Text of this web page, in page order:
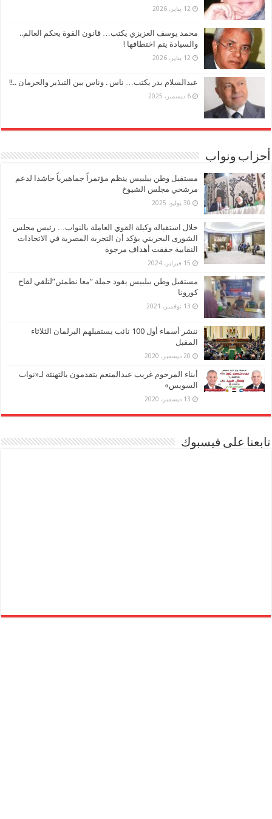
12 يناير، 2026
محمد يوسف العزيزي يكتب… قانون القوة يحكم العالم..
والسيادة يتم اختطافها !
12 يناير، 2026
عبدالسلام بدر يكتب… ناس . وناس بين التبذير والحرمان ..!!
6 ديسمبر، 2025
أحزاب ونواب
مستقبل وطن ببلبيس ينظم مؤتمراً جماهيرياً حاشدا لدعم
مرشحي مجلس الشيوخ
30 يوليو، 2025
خلال استقباله وكيلة القوي العاملة بالنواب… رئيس مجلس
الشورى البحريني يؤكد أن التجربة المصرية في الاتحادات
النقابية حققت أهداف مرجوة
15 فبراير، 2024
مستقبل وطن ببلبيس يقود حملة “معا نطمئن”لتلقي لقاح
كورونا
13 نوفمبر، 2021
ننشر أسماء أول 100 نائب يستقبلهم البرلمان الثلاثاء
المقبل
20 ديسمبر، 2020
أبناء المرحوم غريب عبدالمنعم يتقدمون بالتهنئة لـ«نواب
السويس»
13 ديسمبر، 2020
تابعنا على فيسبوك